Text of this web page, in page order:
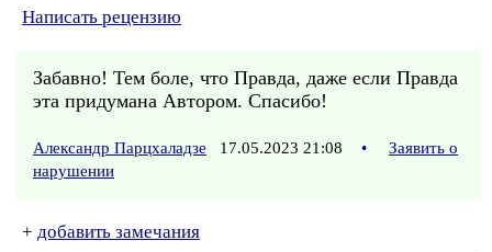
Написать рецензию
Забавно! Тем боле, что Правда, даже если Правда
эта придумана Автором. Спасибо!
Александр Парцхаладзе 17.05.2023 21:08 •
Заявить о
нарушении
+ добавить замечания